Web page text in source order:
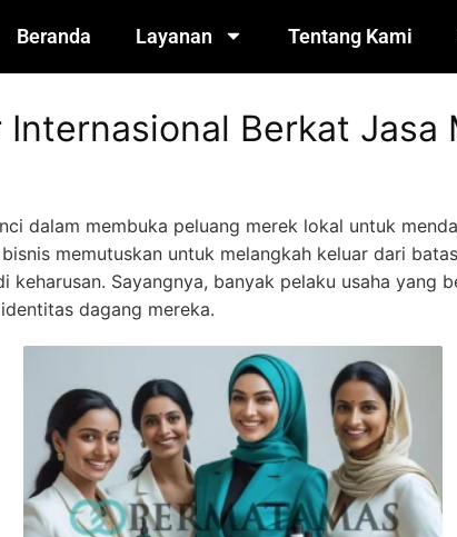
Beranda Layanan Tentang Kami
Berkat Jasa
dalam membuka peluang merek lokal untuk
memutuskan untuk melangkah keluar dari
keharusan. Sayangnya, banyak pelaku usaha yang
dagang mereka.